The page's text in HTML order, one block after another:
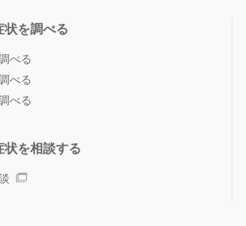
状を調べる
べる
べる
べる
状を相談する